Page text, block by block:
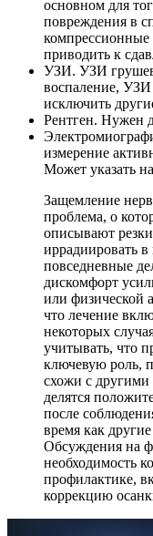
основном для
повреждения в
приводить к
УЗИ. УЗИ
воспаление, УЗИ
исключить
Рентген. Нужен
измерение
Может указать
Защемление
проблема, о
описывают
иррадиировать в
повседневные
дискомфорт
или физической
что лечение
некоторых
учитывать, что
ключевую роль,
схожи с другими
делятся
после
время как
Обсуждения на
необходимость
профилактике,
коррекцию